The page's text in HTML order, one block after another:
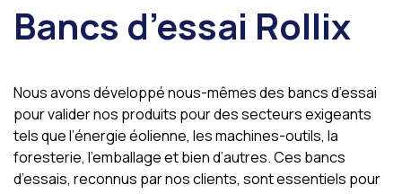
Bancs d’essai Rollix
Nous avons développé nous-mêmes des bancs d’essai
pour valider nos produits pour des secteurs exigeants
tels que l’énergie éolienne, les machines-outils, la
foresterie, l’emballage et bien d’autres. Ces bancs
d’essais, reconnus par nos clients, sont essentiels pour